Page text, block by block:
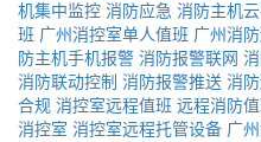
机集中监控 消防应急 消防主机
班 广州消控室单人值班 广州消
防主机手机报警 消防报警联网
消防联动控制 消防报警推送 消
合规 消控室远程值班 远程消防
消控室 消控室远程托管设备 广